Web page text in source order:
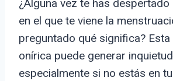
¿Alguna vez te has despertado
en el que te viene la
preguntado qué significa? Esta
onírica puede generar
especialmente si no estás en